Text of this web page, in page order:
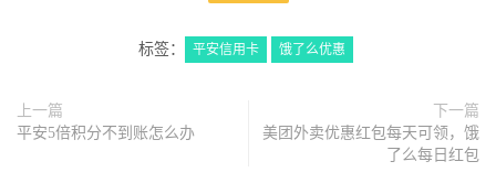
标签： 平安信用卡 饿了么优惠
上一篇
平安5倍积分不到账怎么办
下一篇
美团外卖优惠红包每天可领，饿
了么每日红包